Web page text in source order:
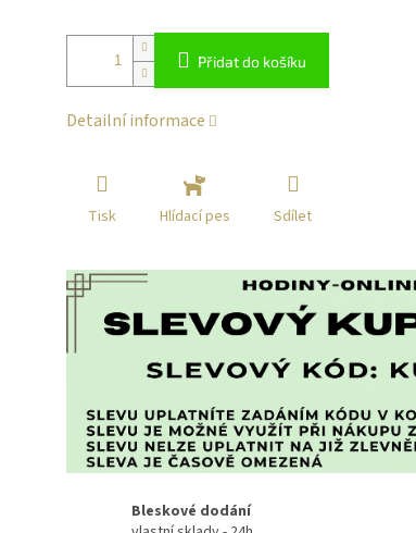
Přidat do košíku
Detailní informace
Tisk Hlídací pes Sdílet
Bleskové dodání